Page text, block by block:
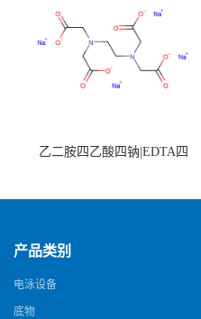
乙二胺四乙酸四钠|EDTA四
产品类别
电泳设备
底物